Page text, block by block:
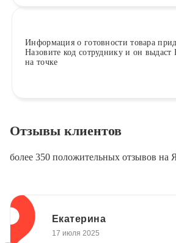
Информация о готовности товара
Назовите код сотруднику и он выдаст
на точке
Отзывы клиентов
более 350 положительных отзывов на
Екатерина
17 июля 2025